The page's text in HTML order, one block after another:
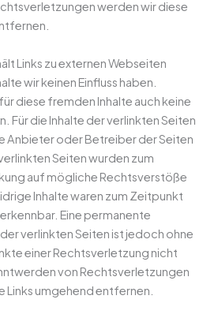
werden wir diese
Links zu externen Webseiten
wir keinen Einfluss haben.
diese fremden Inhalte auch keine
Für die Inhalte der verlinkten Seiten
Anbieter oder Betreiber der Seiten
Seiten wurden zum
auf mögliche Rechtsverstöße
Inhalte waren zum Zeitpunkt
Eine permanente
verlinkten Seiten ist jedoch ohne
einer Rechtsverletzung nicht
von Rechtsverletzungen
Links umgehend entfernen.